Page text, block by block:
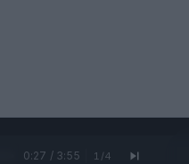
0:28 / 3:55 1 /4